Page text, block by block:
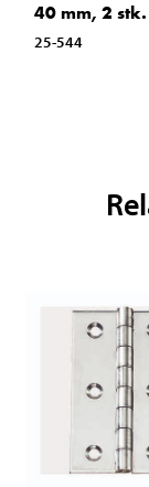
40 mm, 2 stk.
25-544